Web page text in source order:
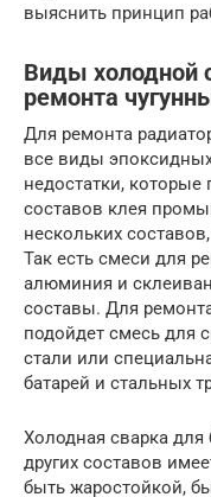
выяснить принцип
Виды холодной
ремонта
Для ремонта
все виды
недостатки,
составов клея
нескольких
Так есть смеси для
алюминия и
составы. Для
подойдет смесь для
стали или
батарей и стальных
Холодная сварка для
других составов
быть жаростойкой,